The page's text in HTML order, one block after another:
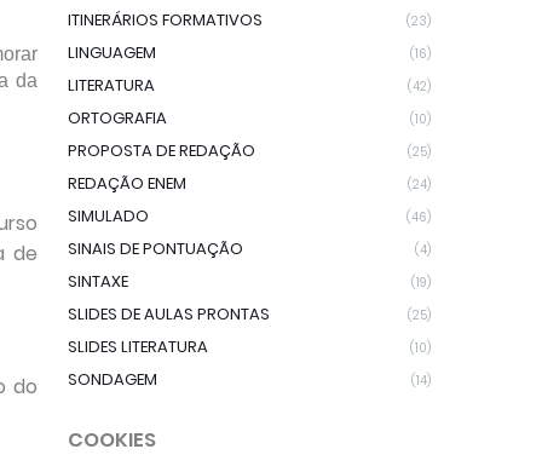
da
de
do
ITINERÁRIOS FORMATIVOS (23)
LINGUAGEM (16)
LITERATURA (42)
ORTOGRAFIA (10)
PROPOSTA DE REDAÇÃO (25)
REDAÇÃO ENEM (24)
SIMULADO (46)
SINAIS DE PONTUAÇÃO (4)
SINTAXE (19)
SLIDES DE AULAS PRONTAS (25)
SLIDES LITERATURA (10)
SONDAGEM (14)
COOKIES